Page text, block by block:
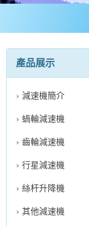
產品展示
減速機簡介
蝸輪減速機
齒輪減速機
行星減速機
絲杆升降機
其他減速機